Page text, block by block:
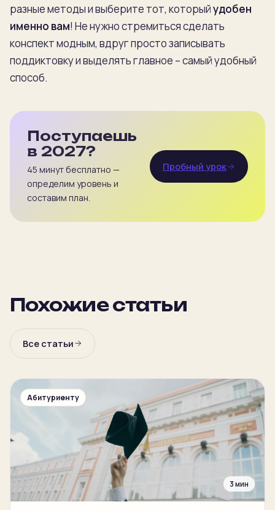
разные методы и выберите тот, которыйудобен
именно вам! Не нужно стремиться сделать
конспект модным, вдруг просто записывать
поддиктовку и выделять главное – самый удобный
способ.
Поступаешь
в 2027?
45 минут бесплатно —
определим уровень и
составим план.
Пробный урок
Похожие статьи
Все статьи
Абитуриенту
3 мин